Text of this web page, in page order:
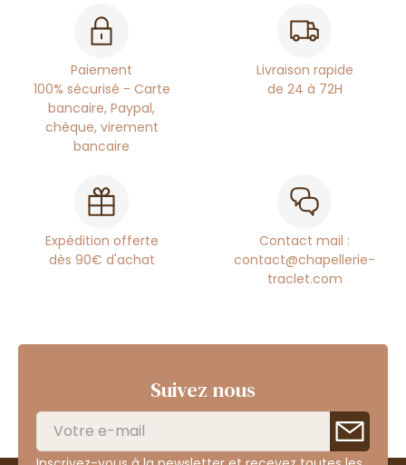
Paiement
100% sécurisé - Carte
bancaire, Paypal,
chèque, virement
bancaire
Livraison rapide
de 24 à 72H
Expédition offerte
dès 90€ d'achat
Contact mail :
contact@chapellerie-
traclet.com
Suivez nous